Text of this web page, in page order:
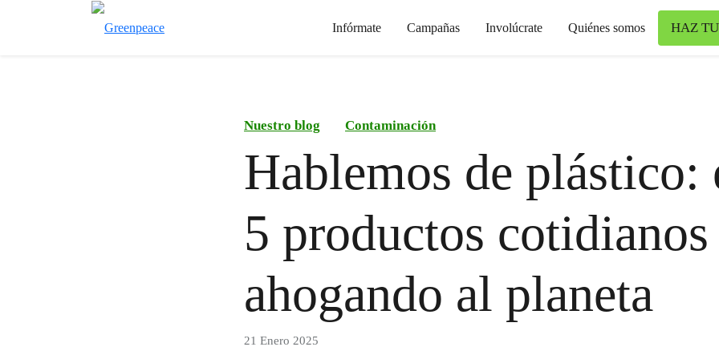
Infórmate Campañas Involúcrate Quiénes somos HAZ
Nuestro blog Contaminación
Hablemos de plástico:
5 productos cotidianos
ahogando al planeta
21 Enero 2025